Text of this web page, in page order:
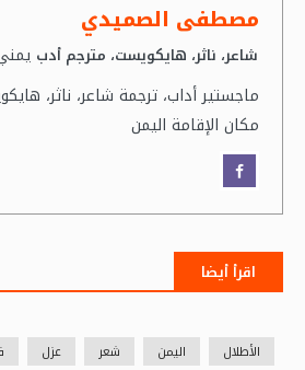
مصطفى الصميدي
شاعر، ناثر، هايكويست، مترجم أدب
ماجستير أداب، ترجمة شاعر، ناثر،
مكان الإقامة اليمن
اقرأ أيضا
الأطلال اليمن شعر عزل